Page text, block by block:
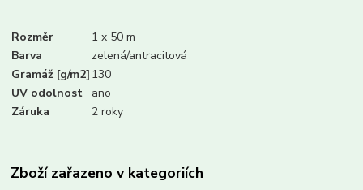
Rozměr
1 x 50 m
Barva
zelená/antracitová
Gramáž [g/m2] 130
UV odolnost
ano
Záruka
2 roky
Zboží zařazeno v kategoriích